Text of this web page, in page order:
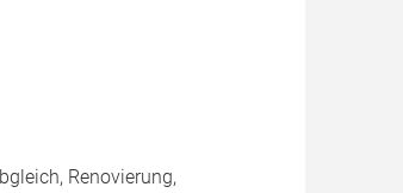
Renovierung,